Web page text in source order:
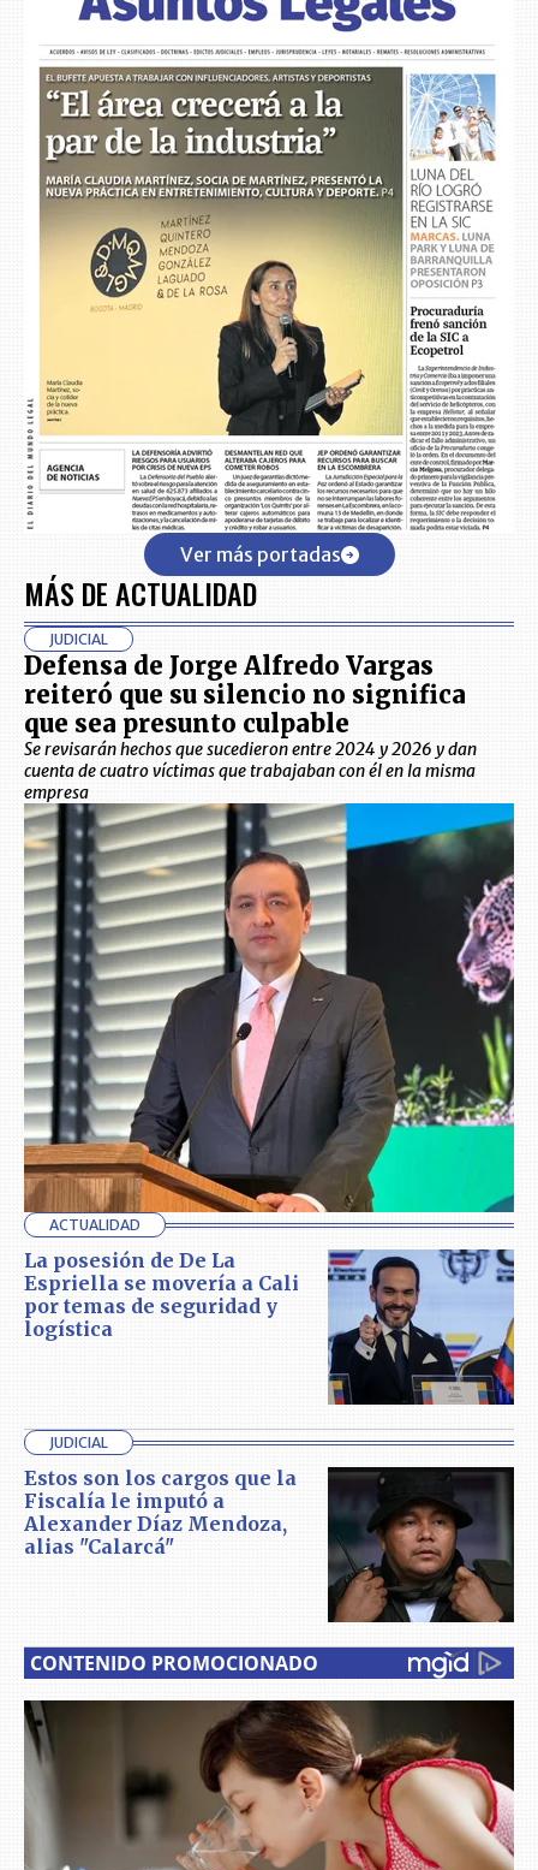
Ver más portadas
MÁS DE ACTUALIDAD
JUDICIAL
Defensa de Jorge Alfredo Vargas
reiteró que su silencio no significa
que sea presunto culpable
Se revisarán hechos que sucedieron entre 2024 y 2026 y dan
cuenta de cuatro víctimas que trabajaban con él en la misma
empresa
ACTUALIDAD
La posesión de De La
Espriella se movería a Cali
por temas de seguridad y
logística
JUDICIAL
Estos son los cargos que la
Fiscalía le imputó a
Alexander Díaz Mendoza,
alias "Calarcá"